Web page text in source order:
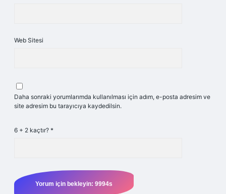
Web Sitesi
Daha sonraki yorumlarımda kullanılması için adım, e-posta adresim ve
site adresim bu tarayıcıya kaydedilsin.
6 + 2 kaçtır? *